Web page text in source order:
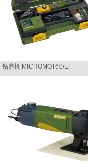
钻磨机 MICROMOT60/EF